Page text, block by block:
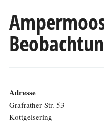
Text
Adresse
Grafrather Str. 53
Kottgeisering